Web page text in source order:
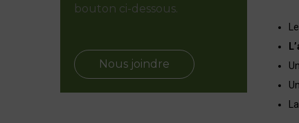
bouton ci-dessous.
Nous joindre
La